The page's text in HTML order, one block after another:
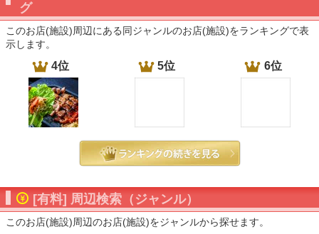
グ
このお店(施設)周辺にある同ジャンルのお店(施設)をランキングで表
示します。
4位 5位 6位
[有料] 周辺検索（ジャンル）
このお店(施設)周辺のお店(施設)をジャンルから探せます。